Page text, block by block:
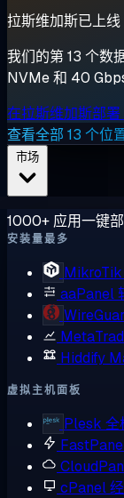
拉斯维加斯已上线
我们的第 13 个数
NVMe 和 40
在拉斯维加斯部
查看全部 13 个位
1000+ 应用一键
安装量最多
MikroTik
aaPanel
Hiddify
虚拟主机面板
Plesk 全
cPanel